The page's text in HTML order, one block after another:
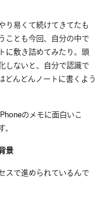
り易くて続けてきてたも
ことも今回、自分の中で
に敷き詰めてみたり。頭
しないと、自分で認識で
んどんノートに書くよう
のメモに面白いこ
景
スで進められているんで